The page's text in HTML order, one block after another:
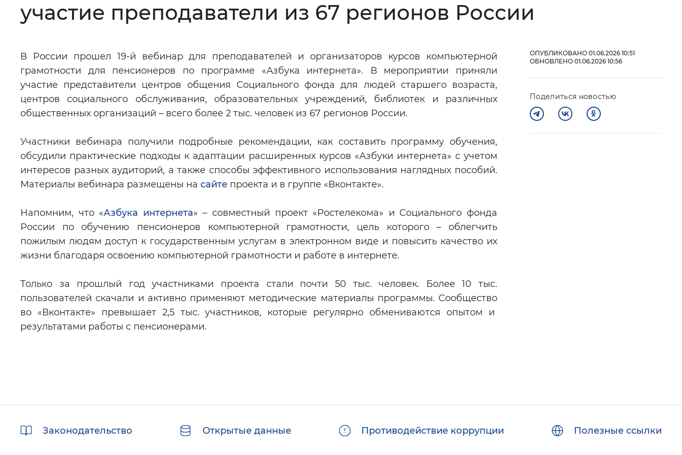
Цвет сайта Монохромный Инверсивный монохромный Синий фон
Изображения: Включены Выключены
Звуковой ассистент: Воспроизвести Остановить Повторить
Вернуть стандартные настройки
участие преподаватели из 67 регионов России
В России прошел 19-й вебинар для преподавателей и организаторов курсов компьютерной
грамотности для пенсионеров по программе «Азбука интернета». В мероприятии приняли
участие представители центров общения Социального фонда для людей старшего возраста,
центров социального обслуживания, образовательных учреждений, библиотек и различных
общественных организаций – всего более 2 тыс. человек из 67 регионов России.
Участники вебинара получили подробные рекомендации, как составить программу обучения,
обсудили практические подходы к адаптации расширенных курсов «Азбуки интернета» с учетом
интересов разных аудиторий, а также способы эффективного использования наглядных пособий.
Материалы вебинара размещены на сайте проекта и в группе «Вконтакте».
Напомним, что «Азбука интернета» – совместный проект «Ростелекома» и Социального фонда
России по обучению пенсионеров компьютерной грамотности, цель которого – облегчить
пожилым людям доступ к государственным услугам в электронном виде и повысить качество их
жизни благодаря освоению компьютерной грамотности и работе в интернете.
Только за прошлый год участниками проекта стали почти 50 тыс. человек. Более 10 тыс.
пользователей скачали и активно применяют методические материалы программы. Сообщество
во «Вконтакте» превышает 2,5 тыс. участников, которые регулярно обмениваются опытом и
результатами работы с пенсионерами.
ОПУБЛИКОВАНО 01.06.2026 10:51
ОБНОВЛЕНО 01.06.2026 10:56
Поделиться новостью
ссылкиЗаконодательство Открытые данные Противодействие коррупции Полезные ссылки